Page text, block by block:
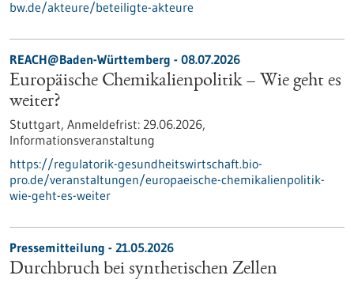
bw.de/akteure/beteiligte-akteure
REACH@Baden-Württemberg - 08.07.2026
Europäische Chemikalienpolitik – Wie geht es
weiter?
Stuttgart, Anmeldefrist: 29.06.2026,
Informationsveranstaltung
https://regulatorik-gesundheitswirtschaft.bio-
pro.de/veranstaltungen/europaeische-chemikalienpolitik-
wie-geht-es-weiter
Pressemitteilung - 21.05.2026
Durchbruch bei synthetischen Zellen